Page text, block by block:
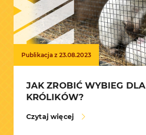
Publikacja z 23.08.2023
JAK ZROBIĆ WYBIEG DLA
KRÓLIKÓW?
Czytaj więcej